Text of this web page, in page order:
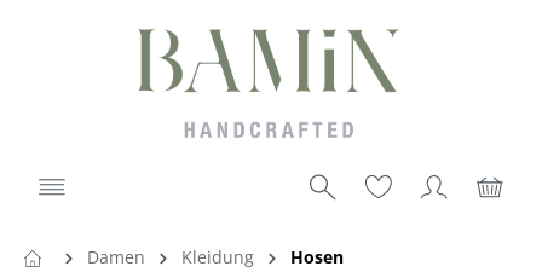
Damen Kleidung Hosen